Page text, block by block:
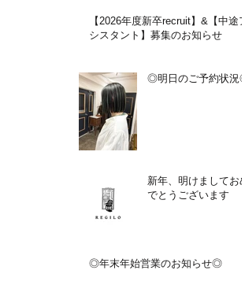
【2026年度新卒recruit】&【中途ア
シスタント】募集のお知らせ
◎明日のご予約状況◎
新年、明けましておめ
でとうございます
◎年末年始営業のお知らせ◎